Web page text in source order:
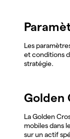
Les
et conditions
stratégie.
Golden
La Golden
mobiles dans
sur un actif